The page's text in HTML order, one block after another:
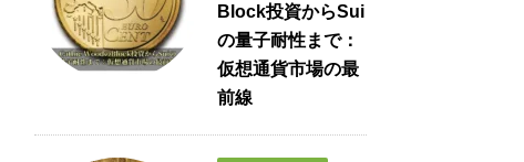
Block投資からSui
の量子耐性まで：
仮想通貨市場の最
前線